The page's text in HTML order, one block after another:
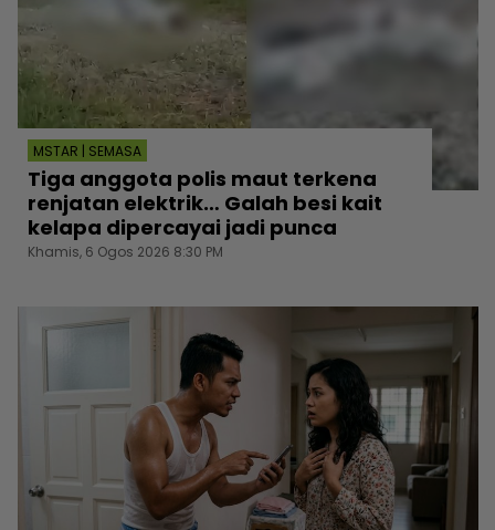
MSTAR | SEMASA
Tiga anggota polis maut terkena
renjatan elektrik… Galah besi kait
kelapa dipercayai jadi punca
Khamis, 6 Ogos 2026 8:30 PM